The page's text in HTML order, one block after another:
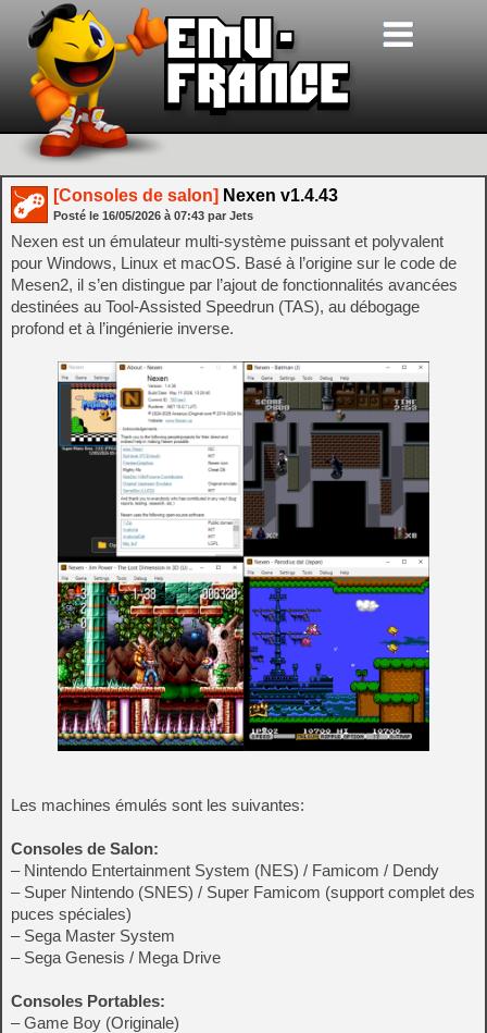
[Consoles de salon] Nexen v1.4.43
Posté le 16/05/2026 à 07:43 par Jets
Nexen est un émulateur multi-système puissant et polyvalent
pour Windows, Linux et macOS. Basé à l’origine sur le code de
Mesen2, il s’en distingue par l’ajout de fonctionnalités avancées
destinées au Tool-Assisted Speedrun (TAS), au débogage
profond et à l’ingénierie inverse.
Les machines émulés sont les suivantes:
Consoles de Salon:
– Nintendo Entertainment System (NES) / Famicom / Dendy
– Super Nintendo (SNES) / Super Famicom (support complet des
puces spéciales)
– Sega Master System
– Sega Genesis / Mega Drive
Consoles Portables:
– Game Boy (Originale)